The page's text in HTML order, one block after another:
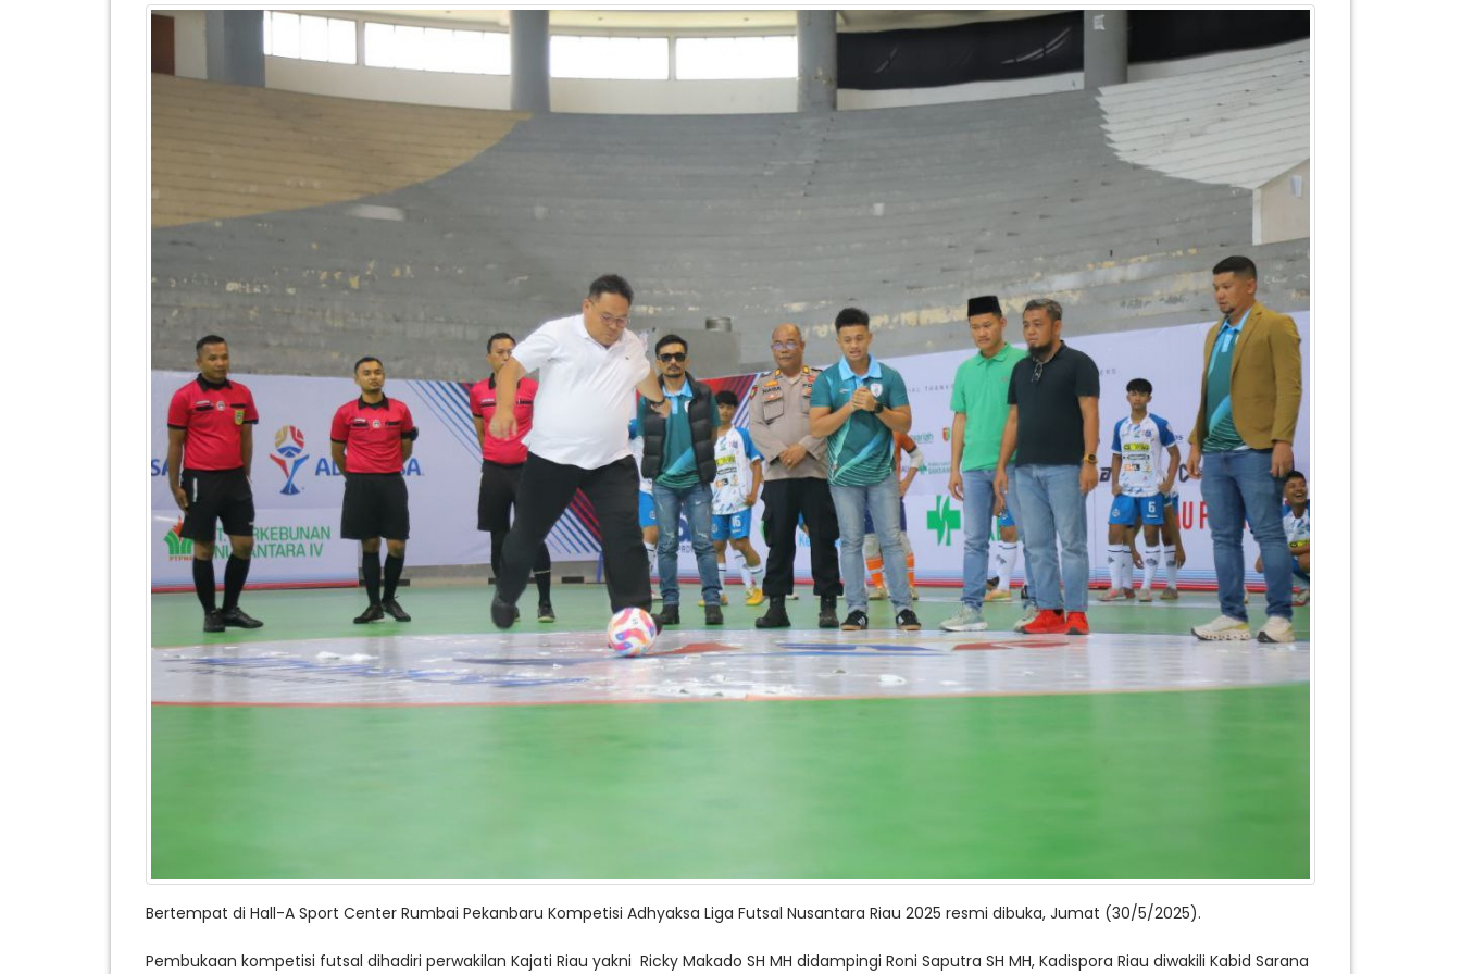
Bertempat di Hall-A Sport Center Rumbai Pekanbaru Kompetisi Adhyaksa Liga Futsal Nusantara Riau 2025 resmi dibuka, Jumat (30/5/2025).
Pembukaan kompetisi futsal dihadiri perwakilan Kajati Riau yakni Ricky Makado SH MH didampingi Roni Saputra SH MH, Kadispora Riau diwakili Kabid Sarana